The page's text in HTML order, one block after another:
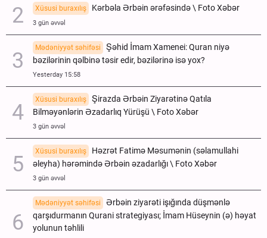
Xüsusi buraxılış Kərbəla Ərbəin ərəfəsində \ Foto Xəbər
3 gün əvvəl
Mədəniyyət səhifəsi
Şəhid İmam Xamenei: Quran niyə
bəzilərinin qəlbinə təsir edir, bəzilərinə isə yox?
Yesterday 15:58
Xüsusi buraxılış
Şirazda Ərbəin Ziyarətinə Qatıla
Bilməyənlərin Əzadarlıq Yürüşü \ Foto Xəbər
3 gün əvvəl
Xüsusi buraxılış
Həzrət Fatimə Məsumənin (səlamullahi
əleyha) hərəmində Ərbəin əzadarlığı \ Foto Xəbər
3 gün əvvəl
Mədəniyyət səhifəsi
Ərbəin ziyarəti işığında düşmənlə
qarşıdurmanın Qurani strategiyası; İmam Hüseynin (ə) həyat
yolunun təhlili